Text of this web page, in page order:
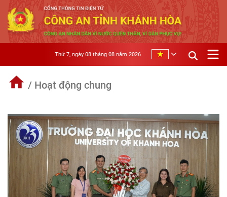
Thứ 7, ngày 08 tháng 08 năm 2026
/ Hoạt động chung